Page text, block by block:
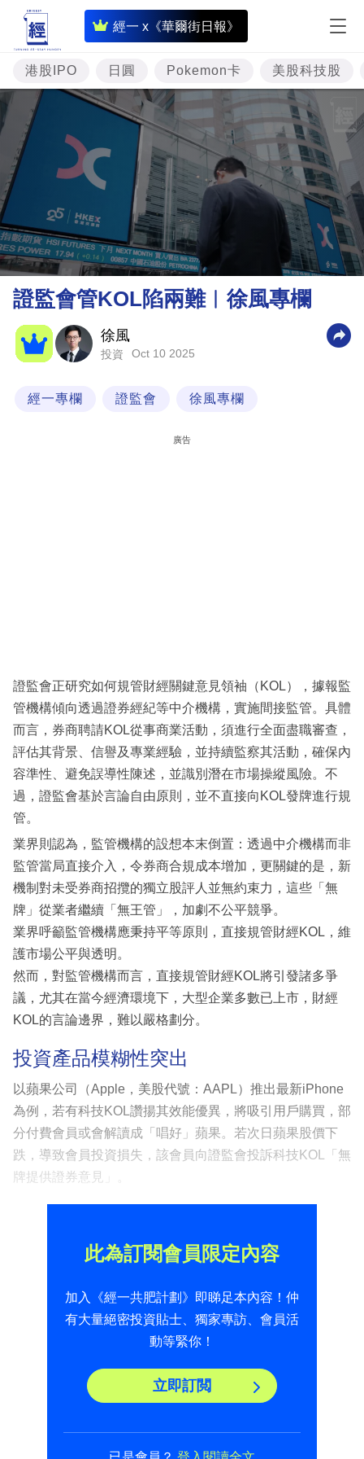
經一 x《華爾街日報》
即
時
財
經
專
資
市
理
財
商
業
閱
專
區
港股IPO 日圓 Pokemon卡 美股科技股
證監會管KOL陷兩難︳徐風專欄
徐風
投資 Oct 10 2025
經一專欄 證監會 徐風專欄
廣告
證監會正研究如何規管財經關鍵意見領袖（KOL），據報監
管機構傾向透過證券經紀等中介機構，實施間接監管。具體
而言，券商聘請KOL從事商業活動，須進行全面盡職審查，
評估其背景、信譽及專業經驗，並持續監察其活動，確保內
容準性、避免誤導性陳述，並識別潛在市場操縱風險。不
過，證監會基於言論自由原則，並不直接向KOL發牌進行規
管。
業界則認為，監管機構的設想本末倒置：透過中介機構而非
監管當局直接介入，令券商合規成本增加，更關鍵的是，新
機制對未受券商招攬的獨立股評人並無約束力，這些「無
牌」從業者繼續「無王管」，加劇不公平競爭。
業界呼籲監管機構應秉持平等原則，直接規管財經KOL，維
護市場公平與透明。
然而，對監管機構而言，直接規管財經KOL將引發諸多爭
議，尤其在當今經濟環境下，大型企業多數已上市，財經
KOL的言論邊界，難以嚴格劃分。
投資產品模糊性突出
以蘋果公司（Apple，美股代號：AAPL）推出最新iPhone
為例，若有科技KOL讚揚其效能優異，將吸引用戶購買，部
分付費會員或會解讀成「唱好」蘋果。若次日蘋果股價下
跌，導致會員投資損失，該會員向證監會投訴科技KOL「無
牌提供證券意見」。
此為訂閱會員限定內容
加入《經一共肥計劃》即睇足本內容！仲
有大量絕密投資貼士、獨家專訪、會員活
動等緊你！
立即訂閲